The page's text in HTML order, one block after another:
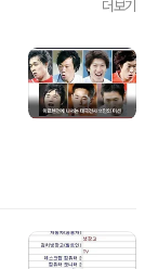
더보기